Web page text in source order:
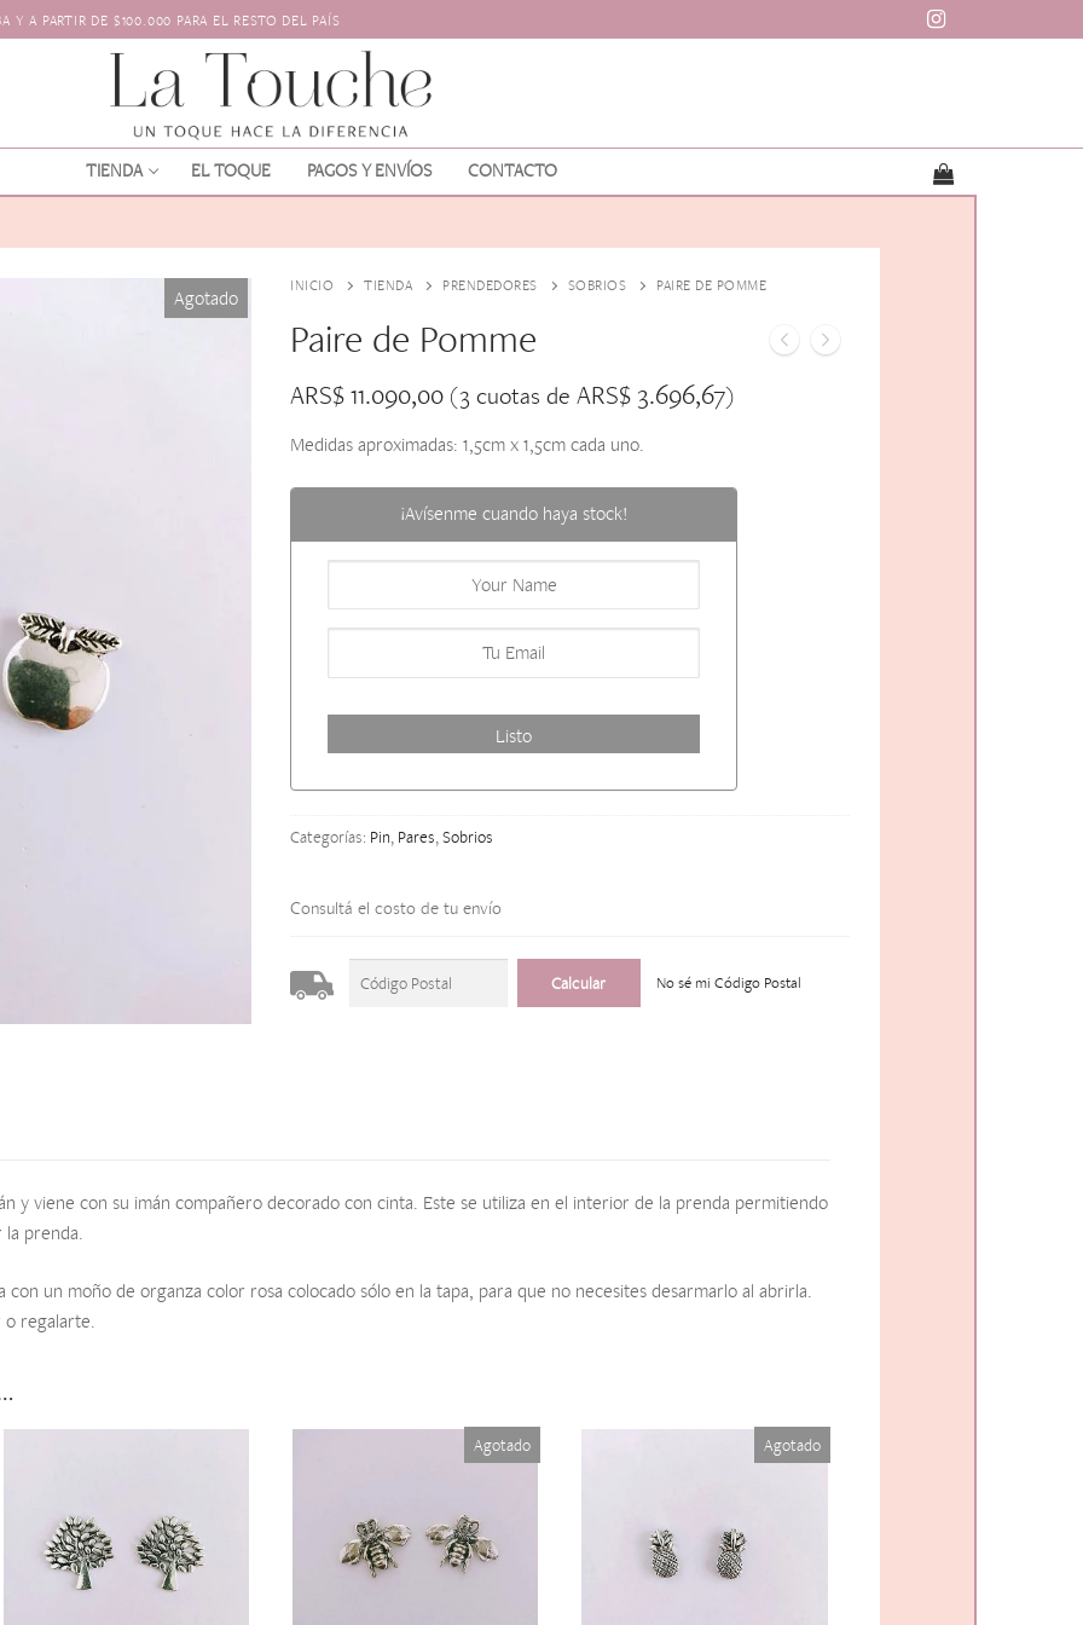
A PARTIR DE $100.000 PARA EL RESTO DEL PAÍS
TIENDA EL TOQUE PAGOS Y ENVÍOS CONTACTO
Agotado INICIO TIENDA PRENDEDORES SOBRIOS PAIRE DE POMME
Paire de Pomme
ARS$11.090,00 (3 cuotas de ARS$ 3.696,67)
Medidas aproximadas: 1,5cm x 1,5cm cada uno.
¡Avísenme cuando haya stock!
Categorías: Pin, Pares,Sobrios
Consultá el costo de tu envío
No sé mi Código Postal
y viene con su imán compañero decorado con cinta. Este se utiliza en el interior de la prenda permitiendo
la prenda.
con un moño de organza color rosa colocado sólo en la tapa, para que no necesites desarmarlo al abrirla.
o regalarte.
Agotado Agotado